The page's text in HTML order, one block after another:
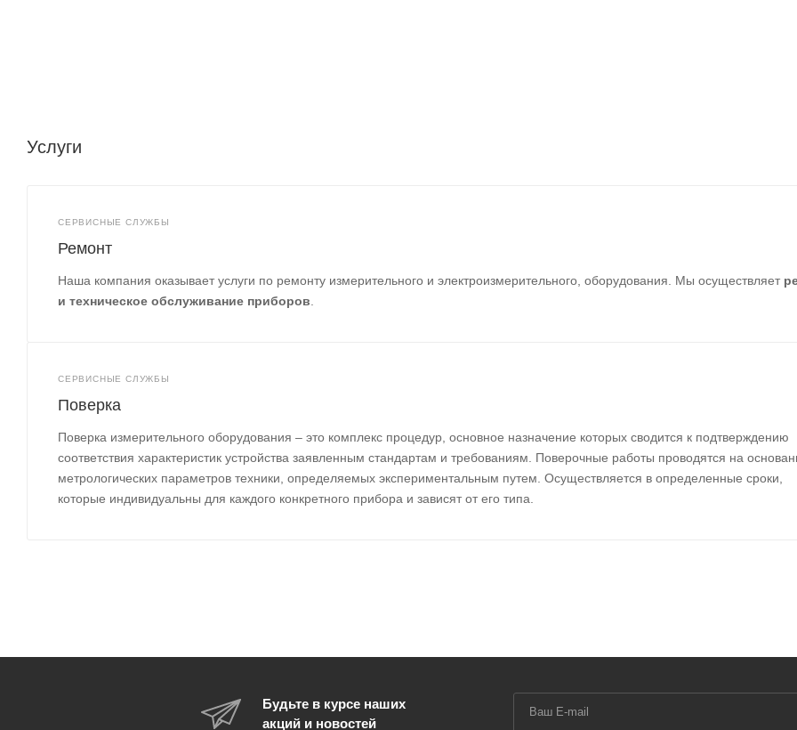
Услуги
СЕРВИСНЫЕ СЛУЖБЫ
Ремонт
Наша компания оказывает услуги по ремонту измерительного и электроизмерительного, оборудования. Мы осуществляет
и техническое обслуживание приборов
СЕРВИСНЫЕ СЛУЖБЫ
Поверка
Поверка измерительного оборудования – это комплекс процедур, основное назначение которых сводится к подтверждению
соответствия характеристик устройства заявленным стандартам и требованиям. Поверочные работы проводятся на
метрологических параметров техники, определяемых экспериментальным путем. Осуществляется в определенные сроки,
которые индивидуальны для каждого конкретного прибора и зависят от его типа.
Будьте в курсе наших
акций и новостей